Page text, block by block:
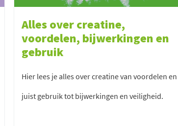
Alles over creatine,
voordelen, bijwerkingen en
gebruik
Hier lees je alles over creatine van voordelen en
juist gebruik tot bijwerkingen en veiligheid.